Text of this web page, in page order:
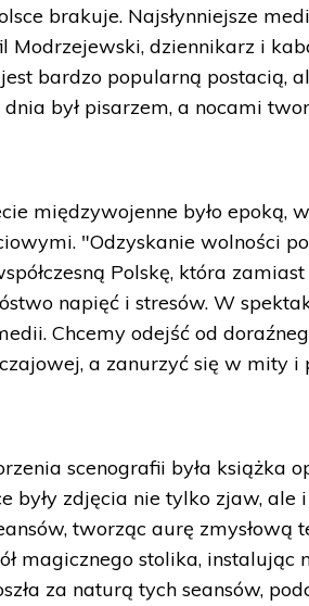
brakuje. Najsłynniejsze
Modrzejewski, dziennikarz i
bardzo popularną postacią,
był pisarzem, a nocami
międzywojenne było epoką,
"Odzyskanie wolności
Polskę, która
napięć i stresów. W
Chcemy odejść od
a zanurzyć się w mity
scenografii była książka
były zdjęcia nie tylko zjaw, ale
tworząc aurę zmysłową
magicznego stolika, instalując
za naturą tych seansów,